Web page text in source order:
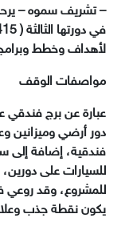
– تشريف سموه – يرحمه
لأهداف وخطط
مواصفات الوقف
فندقية، إضافة
للسيارات على
للمشروع، وقد روعي
يكون نقطة جذب